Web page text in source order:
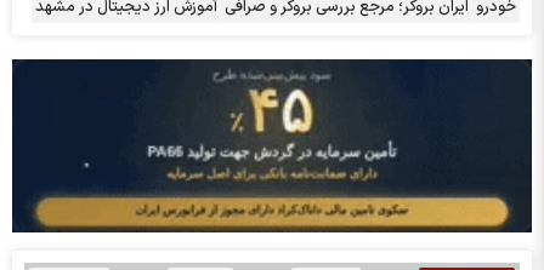
خودرو ایران بروکر؛ مرجع بررسی بروکر و صرافی آموزش ارز دیجیتال در مشهد